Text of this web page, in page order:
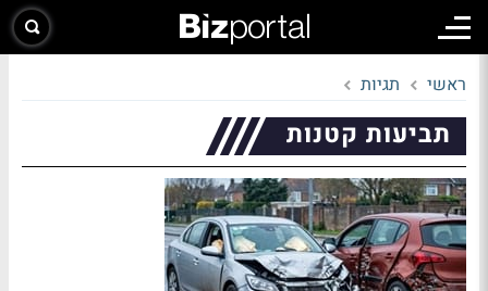
ראשי תגיות
תביעות קטנות